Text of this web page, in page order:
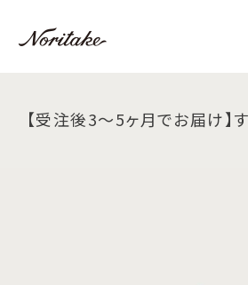
【受注後3～5ヶ月でお届け】